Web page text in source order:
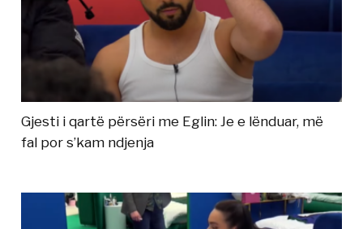
Gjesti i qartë përsëri me Eglin: Je e lënduar, më
fal por s’kam ndjenja